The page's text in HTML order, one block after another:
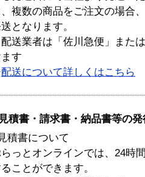
複数の商品をご注文の場合
となります。
送業者は「佐川急便」また
す
配送について詳しくはこちら
見積書・請求書・納品書等の
積書について
っとオンラインでは、24時
ことができます。